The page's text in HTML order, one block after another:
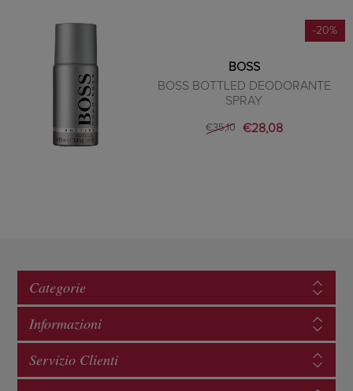
-20%
BOSS
BOSS BOTTLED DEODORANTE
SPRAY
€35,10 €28,08
Categorie
Informazioni
Servizio Clienti